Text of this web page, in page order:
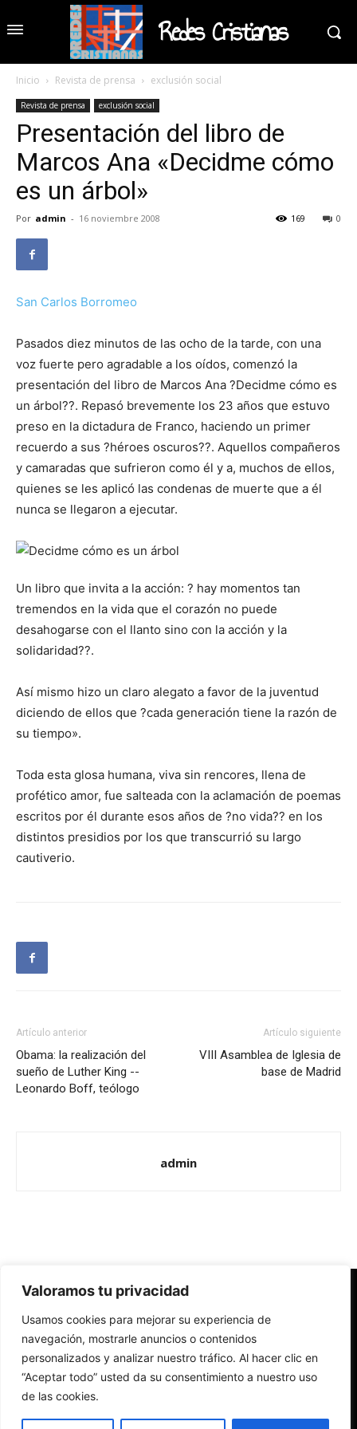
Valoramos tu privacidad
Usamos cookies para mejorar su experiencia de
navegación, mostrarle anuncios o contenidos
personalizados y analizar nuestro tráfico. Al hacer clic en
“Aceptar todo” usted da su consentimiento a nuestro uso
de las cookies.
Redes Cristianas
Inicio Revista de prensa exclusión social
Revista de prensa exclusión social
Presentación del libro de
Marcos Ana «Decidme cómo
es un árbol»
Por admin - 16 noviembre 2008 0
169
San Carlos Borromeo
Pasados diez minutos de las ocho de la tarde, con una
voz fuerte pero agradable a los oídos, comenzó la
presentación del libro de Marcos Ana ?Decidme cómo es
un árbol??. Repasó brevemente los 23 años que estuvo
preso en la dictadura de Franco, haciendo un primer
recuerdo a sus ?héroes oscuros??. Aquellos compañeros
y camaradas que sufrieron como él y a, muchos de ellos,
quienes se les aplicó las condenas de muerte que a él
nunca se llegaron a ejecutar.
Un libro que invita a la acción: ? hay momentos tan
tremendos en la vida que el corazón no puede
desahogarse con el llanto sino con la acción y la
solidaridad??.
Así mismo hizo un claro alegato a favor de la juventud
diciendo de ellos que ?cada generación tiene la razón de
su tiempo».
Toda esta glosa humana, viva sin rencores, llena de
profético amor, fue salteada con la aclamación de poemas
escritos por él durante esos años de ?no vida?? en los
distintos presidios por los que transcurrió su largo
cautiverio.
Artículo anterior
Obama: la realización del
sueño de Luther King --
Leonardo Boff, teólogo
Artículo siguiente
VIII Asamblea de Iglesia de
base de Madrid
admin
Redes Cristianas
Una mirada alternativa sobre la Iglesia católica y la sociedad
- Colectivos de Redes Cristianas